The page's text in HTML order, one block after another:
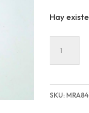
Hay
MB
SKU: